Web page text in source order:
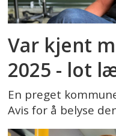
Var kjent
2025 - lot
En preget
Avis for å belyse